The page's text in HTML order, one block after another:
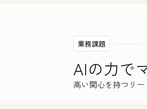
業務課題
AIの力で
高い関心を持つリ